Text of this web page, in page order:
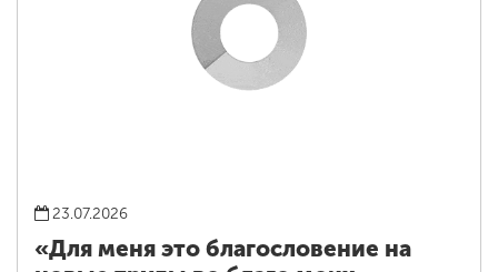
23.07.2026